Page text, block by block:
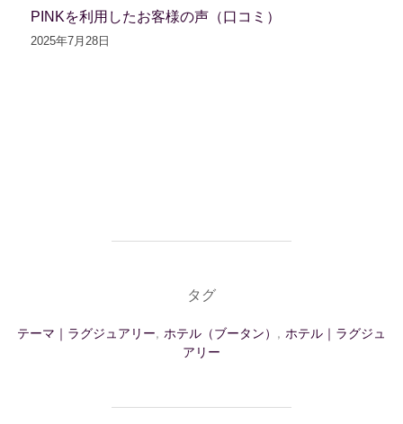
PINKを利用したお客様の声（口コミ）
2025年7月28日
タグ
テーマ｜ラグジュアリー, ホテル（ブータン） , ホテル｜ラグジュ
アリー